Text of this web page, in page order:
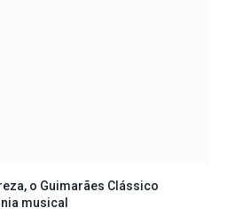
o Guimarães Clássico
musical